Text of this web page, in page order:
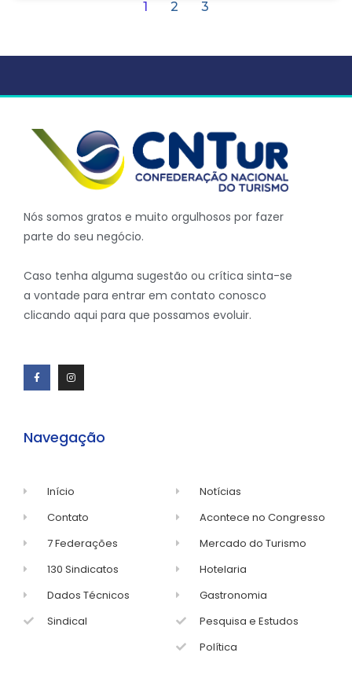
1 2 3
Nós somos gratos e muito orgulhosos por fazer
parte do seu negócio.
Caso tenha alguma sugestão ou crítica sinta-se
a vontade para entrar em contato conosco
clicando aqui para que possamos evoluir.
Navegação
Início
Contato
7 Federações
130 Sindicatos
Dados Técnicos
Sindical
Notícias
Acontece no Congresso
Mercado do Turismo
Hotelaria
Gastronomia
Pesquisa e Estudos
Política